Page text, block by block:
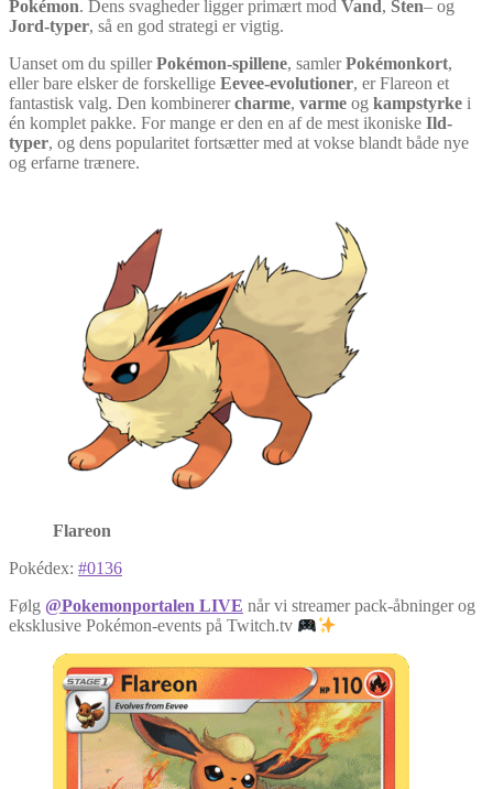
Pokémon. Dens svagheder ligger primært mod Vand, Sten– og
Jord-typer, så en god strategi er vigtig.
Uanset om du spillerPokémon-spillene, samlerPokémonkort,
eller bare elsker de forskellige Eevee-evolutioner, er Flareon et
fantastisk valg. Den kombinerercharme, varme og kampstyrke i
én komplet pakke. For mange er den en af de mest ikoniske Ild-
typer, og dens popularitet fortsætter med at vokse blandt både nye
og erfarne trænere.
Flareon
Pokédex: #0136
Følg @Pokemonportalen LIVE når vi streamer pack-åbninger og
eksklusive Pokémon-events på Twitch.tv